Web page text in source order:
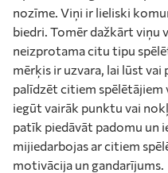
nozīme. Viņi ir lieliski
biedri. Tomēr dažkārt viņu
neizprotama citu tipu
mērķis ir uzvara, lai lūst
palīdzēt citiem spēlētājiem
iegūt vairāk punktu vai
patīk piedāvāt padomu un
mijiedarbojas ar citiem
motivācija un gandarījums.